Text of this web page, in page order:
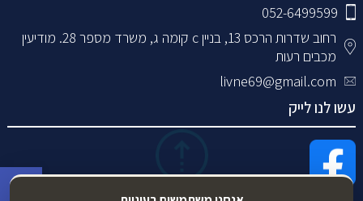
פתח
052-6499599
רחוב שדרות הרכס 13, בניין c קומה ג, משרד מספר 28. מודיעין
מכבים רעות
livne69@gmail.com
עשו לנו לייק